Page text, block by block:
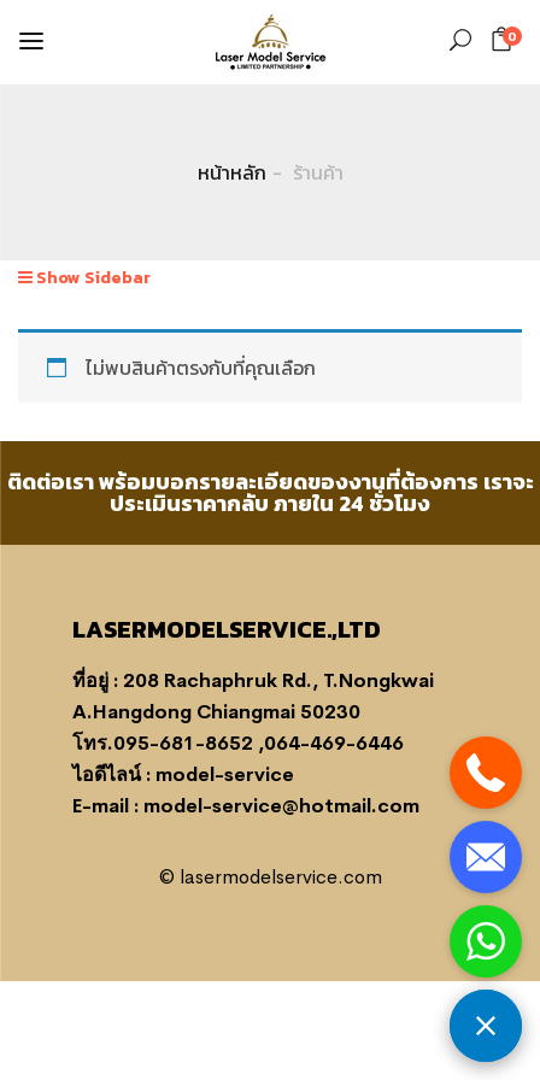
0
หน้าหลัก ร้านค้า
Show Sidebar
ไม่พบสินค้าตรงกับที่คุณเลือก
ติดต่อเรา พร้อมบอกรายละเอียดของงานที่ต้องการ เราจะ
ประเมินราคากลับ ภายใน 24 ชั่วโมง
LASERMODELSERVICE.,LTD
ที่อยู่ : 208 Rachaphruk Rd., T.Nongkwai
A.Hangdong Chiangmai 50230
โทร.095-681-8652 ,064-469-6446
ไอดีไลน์ : model-service
E-mail : model-service@hotmail.com
© lasermodelservice.com